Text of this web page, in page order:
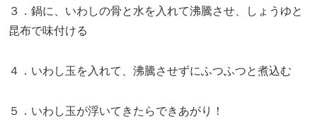
３．鍋に、いわしの骨と水を入れて沸騰させ、しょうゆと
昆布で味付ける
４．いわし玉を入れて、沸騰させずにふつふつと煮込む
５．いわし玉が浮いてきたらできあがり！